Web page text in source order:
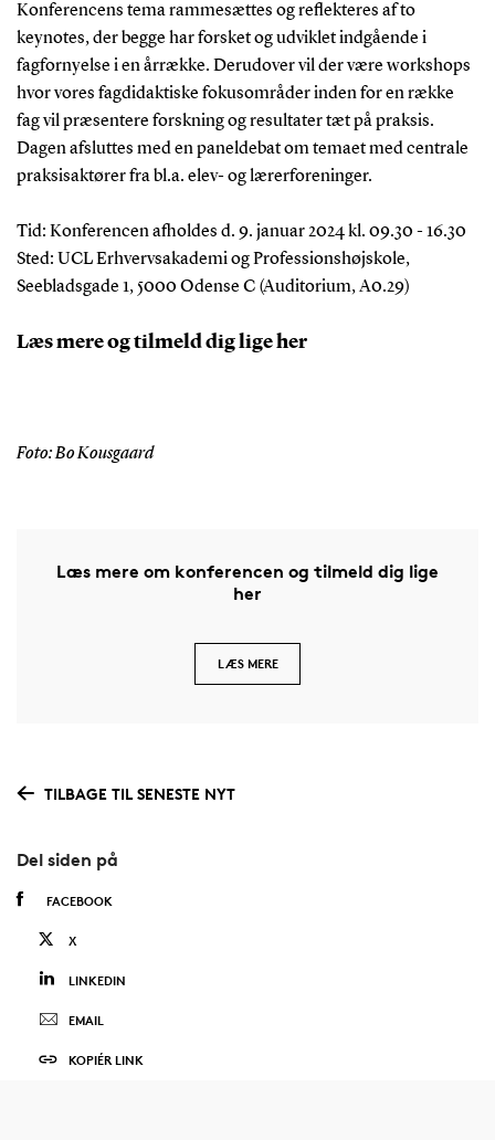
Konferencens tema rammesættes og reflekteres af to
keynotes, der begge har forsket og udviklet indgående i
fagfornyelse i en årrække. Derudover vil der være workshops
hvor vores fagdidaktiske fokusområder inden for en række
fag vil præsentere forskning og resultater tæt på praksis.
Dagen afsluttes med en paneldebat om temaet med centrale
praksisaktører fra bl.a. elev- og lærerforeninger.
Tid: Konferencen afholdes d. 9. januar 2024 kl. 09.30 - 16.30
Sted: UCL Erhvervsakademi og Professionshøjskole,
Seebladsgade 1, 5000 Odense C (Auditorium, A0.29)
Læs mere og tilmeld dig lige her
Foto: Bo Kousgaard
Læs mere om konferencen og tilmeld dig lige
her
LÆS MERE
TILBAGE TIL SENESTE NYT
Del siden på
FACEBOOK
X
LINKEDIN
EMAIL
KOPIÉR LINK